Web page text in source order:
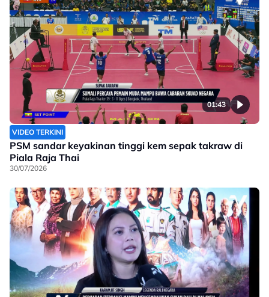
01:43
VIDEO TERKINI
PSM sandar keyakinan tinggi kem sepak takraw di
Piala Raja Thai
30/07/2026